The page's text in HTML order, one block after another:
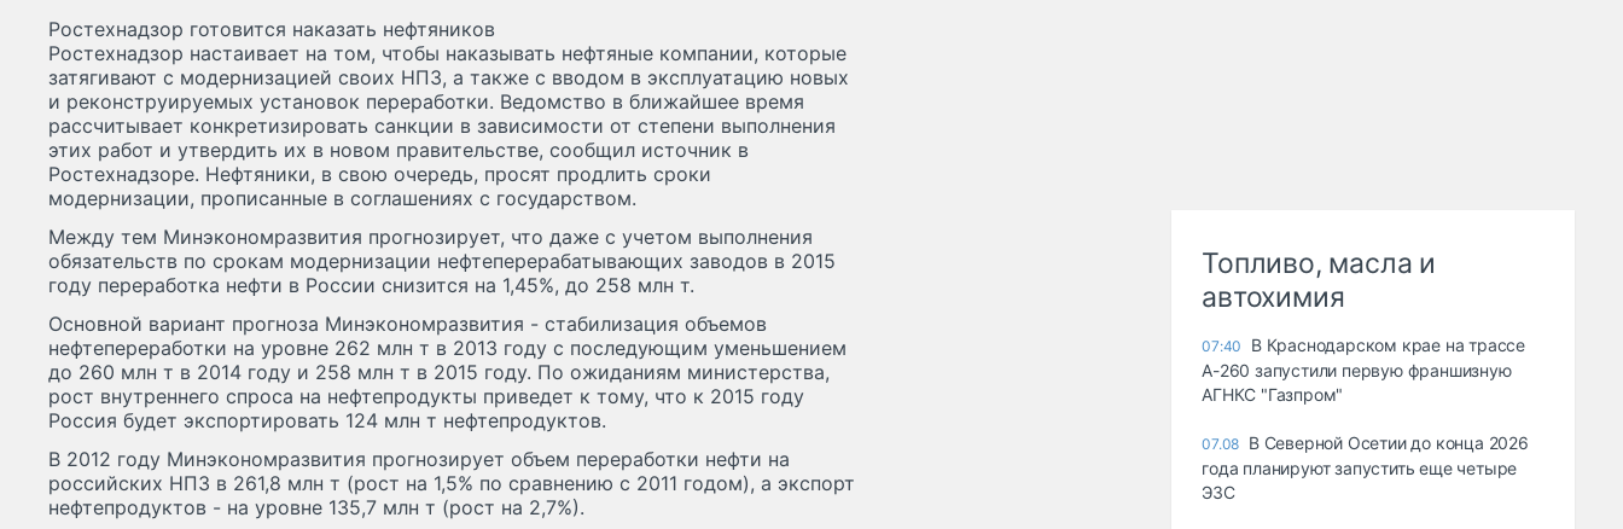
Ростехнадзор готовится наказать нефтяников
Ростехнадзор настаивает на том, чтобы наказывать нефтяные компании, которые
затягивают с модернизацией своих НПЗ, а также с вводом в эксплуатацию новых
и реконструируемых установок переработки. Ведомство в ближайшее время
рассчитывает конкретизировать санкции в зависимости от степени выполнения
этих работ и утвердить их в новом правительстве, сообщил источник в
Ростехнадзоре. Нефтяники, в свою очередь, просят продлить сроки
модернизации, прописанные в соглашениях с государством.
Между тем Минэкономразвития прогнозирует, что даже с учетом выполнения
обязательств по срокам модернизации нефтеперерабатывающих заводов в 2015
году переработка нефти в России снизится на 1,45%, до 258 млн т.
Основной вариант прогноза Минэкономразвития - стабилизация объемов
нефтепереработки на уровне 262 млн т в 2013 году с последующим уменьшением
до 260 млн т в 2014 году и 258 млн т в 2015 году. По ожиданиям министерства,
рост внутреннего спроса на нефтепродукты приведет к тому, что к 2015 году
Россия будет экспортировать 124 млн т нефтепродуктов.
В 2012 году Минэкономразвития прогнозирует объем переработки нефти на
российских НПЗ в 261,8 млн т (рост на 1,5% по сравнению с 2011 годом), а экспорт
нефтепродуктов - на уровне 135,7 млн т (рост на 2,7%).
Топливо, масла и
автохимия
07:40
В Краснодарском крае на трассе
А-260 запустили первую франшизную
АГНКС "Газпром"
07.08 В Северной Осетии до конца 2026
года планируют запустить еще четыре
ЭЗС